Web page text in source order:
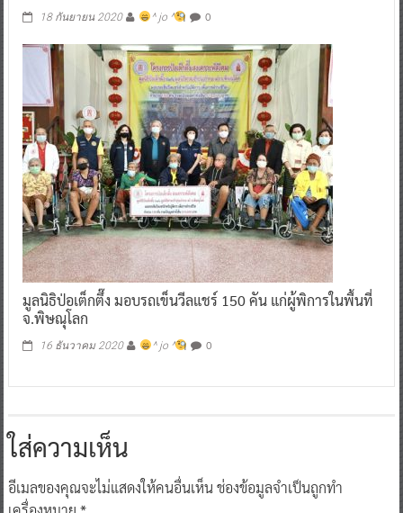
18 กันยายน 2020 ^ jo ^ 0
มูลนิธิป่อเต็กตึ๊ง มอบรถเข็นวีลแชร์ 150 คัน แก่ผู้พิการในพื้นที่
จ.พิษณุโลก
16 ธันวาคม 2020 ^ jo ^ 0
ใส่ความเห็น
อีเมลของคุณจะไม่แสดงให้คนอื่นเห็นช่องข้อมูลจำเป็นถูกทำ